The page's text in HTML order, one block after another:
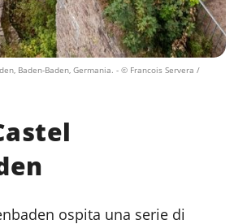
Baden-Baden, Germania. - © Francois Servera /
ospita una serie di